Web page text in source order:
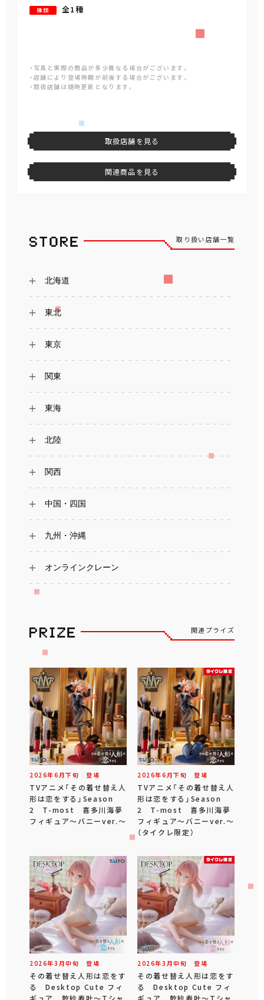
種類 全1種
・写真と実際の商品が多少異なる場合がございます。
・店舗により登場時期が前後する場合がございます。
・取扱店舗は随時更新となります。
取扱店舗を見る
関連商品を見る
取り扱い店舗一覧
北海道
東北
東京
関東
東海
北陸
関西
中国・四国
九州・沖縄
オンラインクレーン
関連プライズ
2026年6 月下旬 登場
TVアニメ「その着せ替え人
形は恋をする」Season
2 T-most 喜多川海夢
フィギュア～バニーver.～
2026年6 月下旬 登場
TVアニメ「その着せ替え人
形は恋をする」Season
2 T-most 喜多川海夢
フィギュア～バニーver.～
（タイクレ限定）
2026年3 月中旬 登場
その着せ替え人形は恋をす
る Desktop Cute フィ
2026年3 月中旬 登場
その着せ替え人形は恋をす
る Desktop Cute フィ